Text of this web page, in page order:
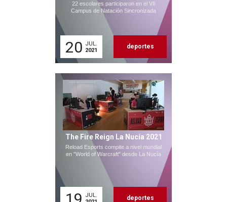
22 escolares participaron en el VII
Campus de Natación Sincronizada
20 JUL.
2021
deportes
The Fire Reign La Nucía 2021
Reload Esports compite a nivel mundial
en "World of Warcraft" desde La Nucía
JUL.
deportes